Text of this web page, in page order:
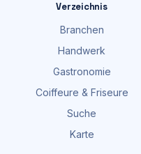
Verzeichnis
Branchen
Handwerk
Gastronomie
Coiffeure & Friseure
Suche
Karte